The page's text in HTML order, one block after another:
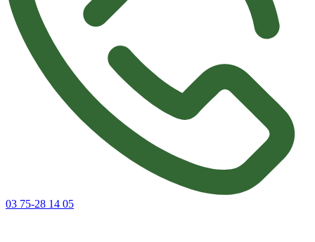
03 75-28 14 05